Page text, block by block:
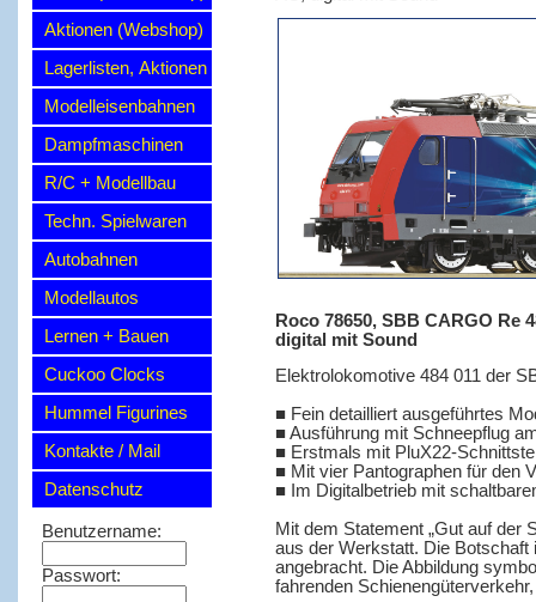
Aktionen (Webshop)
Lagerlisten, Aktionen
Modelleisenbahnen
Dampfmaschinen
R/C + Modellbau
Techn. Spielwaren
Autobahnen
Modellautos
Lernen + Bauen
Cuckoo Clocks
Hummel Figurines
Kontakte / Mail
Datenschutz
Benutzername:
Passwort:
Roco 78650, SBB CARGO Re
digital mit Sound
Elektrolokomotive 484 011 der
■ Fein detailliert ausgeführtes
■ Ausführung mit Schneepflug
■ Erstmals mit PluX22-
■ Mit vier Pantographen für den
■ Im Digitalbetrieb mit
Mit dem Statement „Gut auf der
aus der Werkstatt. Die Botschaft
angebracht. Die Abbildung
fahrenden